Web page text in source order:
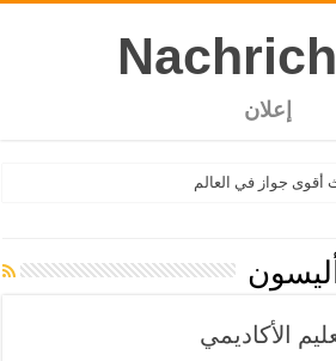
إعلان
أقوى جواز في العالم
الأكاديمي